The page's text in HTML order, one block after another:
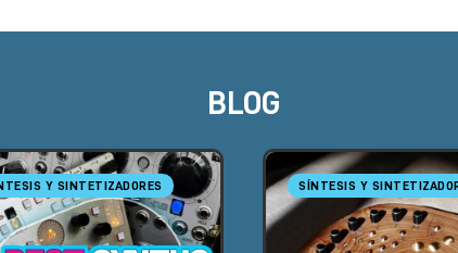
BLOG
Y SINTETIZADORES SÍNTESIS Y